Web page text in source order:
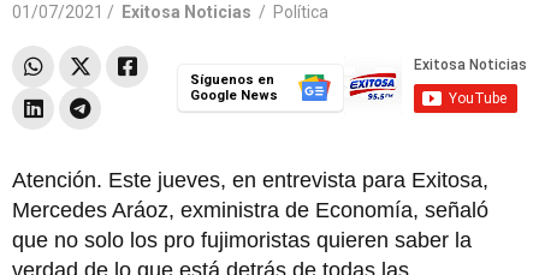
01/07/2021 / Exitosa Noticias / Política
Síguenos en
Google News
Atención. Este jueves, en entrevista para Exitosa,
Mercedes Aráoz, exministra de Economía, señaló
que no solo los pro fujimoristas quieren saber la
verdad de lo que está detrás de todas las